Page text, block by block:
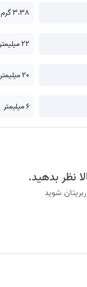
3.38 گرم
22 میلیمتر
20 میلیمتر
6 میلیمتر
نظر بدهید.
شوید